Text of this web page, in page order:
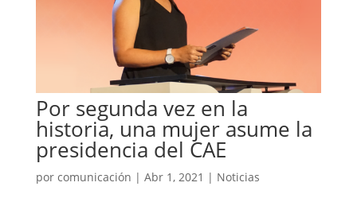
Por segunda vez en la
historia, una mujer asume la
presidencia del CAE
por comunicación | Abr 1, 2021 | Noticias